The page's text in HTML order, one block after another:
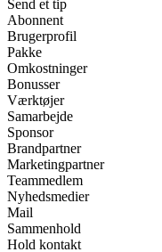
Send et tip
Abonnent
Brugerprofil
Pakke
Omkostninger
Bonusser
Værktøjer
Samarbejde
Sponsor
Brandpartner
Marketingpartner
Teammedlem
Nyhedsmedier
Mail
Sammenhold
Hold kontakt